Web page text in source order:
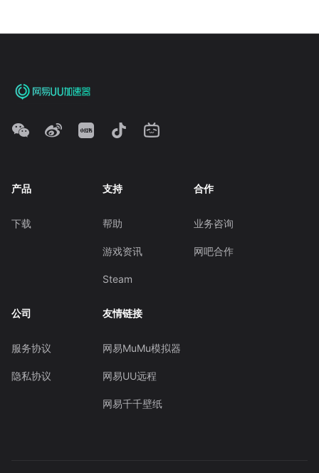
产品
下载
支持
帮助
游戏资讯
Steam
合作
业务咨询
网吧合作
公司
服务协议
隐私协议
友情链接
网易MuMu模拟器
网易UU远程
网易千千壁纸